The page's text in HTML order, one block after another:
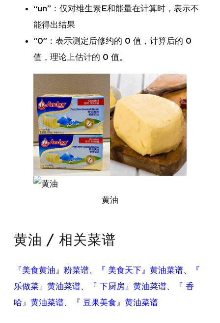
“un”：仅对维生素E和能量在计算时，表示不
能得出结果
“0”：表示测定后修约的 0 值，计算后的 0
值，理论上估计的 0 值。
黄油
黄油 / 相关菜谱
『美食黄油』粉菜谱、 『 美食天下』黄油菜谱、
『
乐做菜』黄油菜谱、 『 下厨房』黄油菜谱、
『 香
哈』黄油菜谱、 『 豆果美食』黄油菜谱